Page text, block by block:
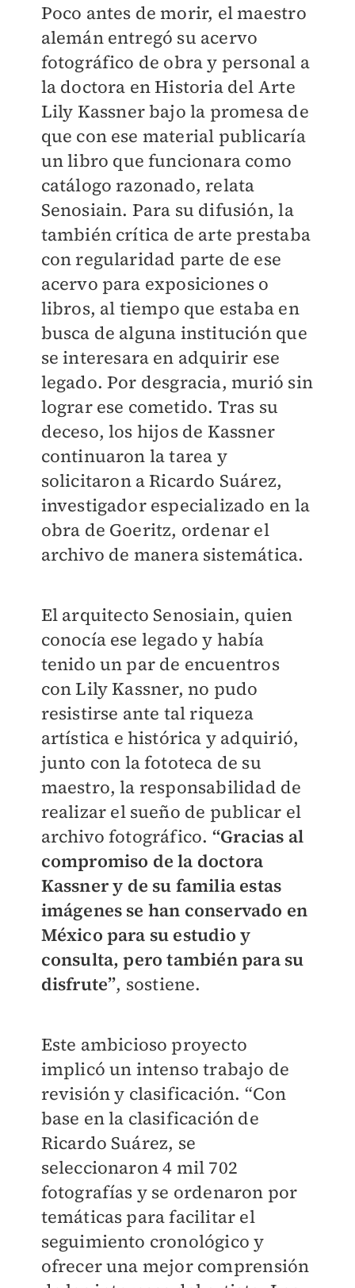
Poco antes de morir, el maestro
alemán entregó su acervo
fotográfico de obra y personal a
la doctora en Historia del Arte
Lily Kassner bajo la promesa de
que con ese material publicaría
un libro que funcionara como
catálogo razonado, relata
Senosiain. Para su difusión, la
también crítica de arte prestaba
con regularidad parte de ese
acervo para exposiciones o
libros, al tiempo que estaba en
busca de alguna institución que
se interesara en adquirir ese
legado. Por desgracia, murió sin
lograr ese cometido. Tras su
deceso, los hijos de Kassner
continuaron la tarea y
solicitaron a Ricardo Suárez,
investigador especializado en la
obra de Goeritz, ordenar el
archivo de manera sistemática.
El arquitecto Senosiain, quien
conocía ese legado y había
tenido un par de encuentros
con Lily Kassner, no pudo
resistirse ante tal riqueza
artística e histórica y adquirió,
junto con la fototeca de su
maestro, la responsabilidad de
realizar el sueño de publicar el
archivo fotográfico. “Gracias al
compromiso de la doctora
Kassner y de su familia estas
imágenes se han conservado en
México para su estudio y
consulta, pero también para su
disfrute”, sostiene.
Este ambicioso proyecto
implicó un intenso trabajo de
revisión y clasificación. “Con
base en la clasificación de
Ricardo Suárez, se
seleccionaron 4 mil 702
fotografías y se ordenaron por
temáticas para facilitar el
seguimiento cronológico y
ofrecer una mejor comprensión